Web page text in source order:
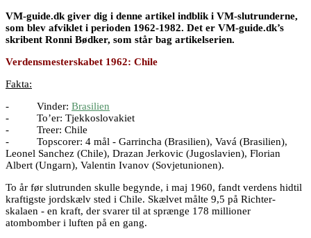
VM-guide.dk giver dig i denne artikel indblik i VM-slutrunderne,
som blev afviklet i perioden 1962-1982. Det er VM-guide.dk’s
skribent Ronni Bødker, som står bag artikelserien.
Verdensmesterskabet 1962: Chile
Fakta:
- Vinder: Brasilien
- To’er: Tjekkoslovakiet
- Treer: Chile
- Topscorer: 4 mål - Garrincha (Brasilien), Vavá (Brasilien),
Leonel Sanchez (Chile), Drazan Jerkovic (Jugoslavien), Florian
Albert (Ungarn), Valentin Ivanov (Sovjetunionen).
To år før slutrunden skulle begynde, i maj 1960, fandt verdens hidtil
kraftigste jordskælv sted i Chile. Skælvet målte 9,5 på Richter-
skalaen - en kraft, der svarer til at sprænge 178 millioner
atombomber i luften på en gang.